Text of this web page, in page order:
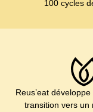
100 cycles
Reus’eat
transition vers un